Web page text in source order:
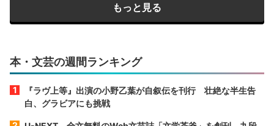
もっと見る
本・文芸の週間ランキング
『ラヴ上等』出演の小野乙葉が自叙伝を刊行 壮絶な半生告
白、グラビアにも挑戦